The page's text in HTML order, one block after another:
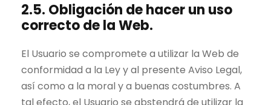
2.5. Obligación de hacer un uso
correcto de la Web.
El Usuario se compromete a utilizar la Web de
conformidad a la Ley y al presente Aviso Legal,
así como a la moral y a buenas costumbres. A